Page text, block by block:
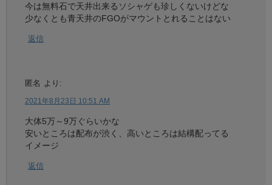
今は無料石で天井出来るソシャゲも珍しくないけどな
少なくとも青天井のFGOがマウントとれることはない
返信
匿名 より:
2021年8月23日 10:51 AM
大体5万～9万ぐらいかな
安いところは配布が渋く、高いところは結構配ってる
イメージ
返信